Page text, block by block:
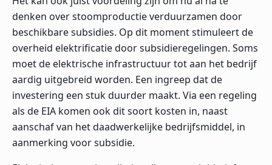
denken over stoomproductie verduurzamen door
beschikbare subsidies. Op dit moment stimuleert de
overheid elektrificatie door subsidieregelingen. Soms
moet de elektrische infrastructuur tot aan het bedrijf
aardig uitgebreid worden. Een ingreep dat de
investering een stuk duurder maakt. Via een regeling
als de EIA komen ook dit soort kosten in, naast
aanschaf van het daadwerkelijke bedrijfsmiddel, in
aanmerking voor subsidie.